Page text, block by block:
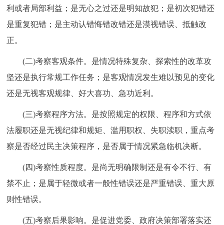
利或者局部利益；是无心之过还是明知故犯；是初次犯错还
是重复犯错；是主动认错悔错改错还是漠视错误、抵触改
正。
(二)考察客观条件。是情况特殊复杂、探索性的改革攻
坚还是执行常规工作任务；是客观情况发生难以预见的变化
还是无视客观规律、好大喜功、急功近利。
(三)考察程序方法。是按照规定的权限、程序和方式依
法履职还是无视纪律和规矩、滥用职权、失职渎职，重点考
察是否经过民主决策程序，是否属于情况紧急临机决断。
(四)考察性质程度。是尚无明确限制还是有令不行、有
禁不止；是属于轻微或者一般性错误还是严重错误、重大原
则性错误。
(五)考察后果影响。是促进党委、政府决策部署落实还